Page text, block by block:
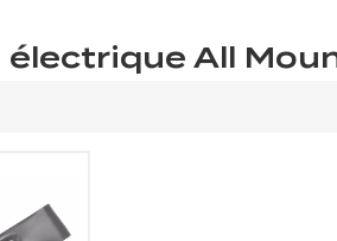
électrique All